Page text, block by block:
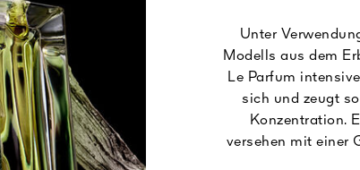
Unter
Modells aus dem
Le Parfum
sich und zeugt
Konzentration.
versehen mit einer